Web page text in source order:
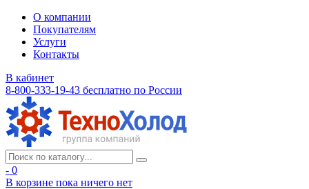
О компании
Покупателям
Услуги
Контакты
В кабинет
8-800-333-19-43 бесплатно по России
- 0
В корзине пока ничего нет